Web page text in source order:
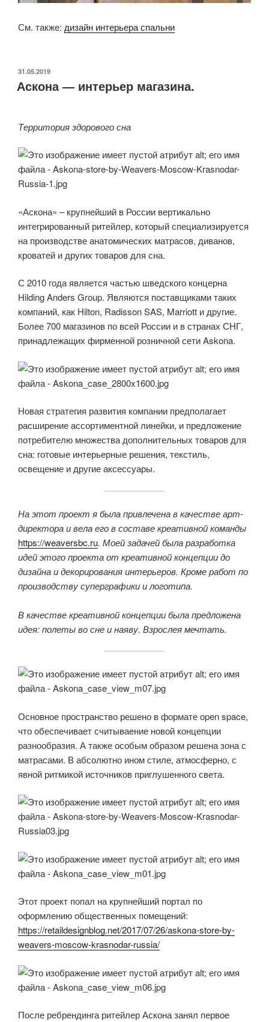
См. также: дизайн интерьера спальни
ОПУБЛИКОВАНО
31.05.2019
Аскона — интерьер магазина.
Территория здорового сна
«Аскона» – крупнейший в России вертикально
интегрированный ритейлер, который специализируется
на производстве анатомических матрасов, диванов,
кроватей и других товаров для сна.
С 2010 года является частью шведского концерна
Hilding Anders Group. Являются поставщиками таких
компаний, как Hilton, Radisson SAS, Marriott и другие.
Более 700 магазинов по всей России и в странах СНГ,
принадлежащих фирменной розничной сети Askona.
Новая стратегия развития компании предполагает
расширение ассортиментной линейки, и предложение
потребителю множества дополнительных товаров для
сна: готовые интерьерные решения, текстиль,
освещение и другие аксессуары.
На этот проект я была привлечена в качестве арт-
директора и вела его в составе креативной команды
https://weaversbc.ru. Моей задачей была разработка
идей этого проекта от креативной концепции до
дизайна и декорирования интерьеров. Кроме работ по
производству суперграфики и логотипа.
В качестве креативной концепции была предложена
идея: полеты во сне и наяву. Взрослея мечтать.
Основное пространство решено в формате open space,
что обеспечивает считываение новой концепции
разнообразия. А также особым образом решена зона с
матрасами. В абсолютно ином стиле, атмосферно, с
явной ритмикой источников приглушенного света.
Этот проект попал на крупнейший портал по
оформлению общественных помещений:
https://retaildesignblog.net/2017/07/26/askona-store-by-
weavers-moscow-krasnodar-russia/
После ребрендинга ритейлер Аскона занял первое